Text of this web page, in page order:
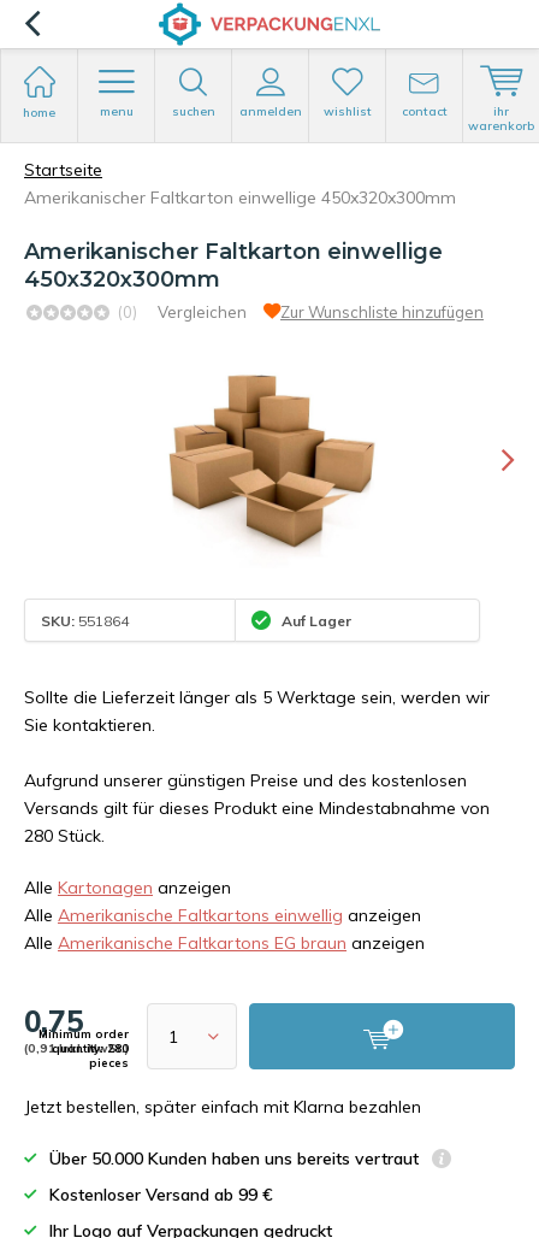
home menu suchen anmelden wishlist contact
ihr
warenkorb
Startseite
Amerikanischer Faltkarton einwellige 450x320x300mm
Amerikanischer Faltkarton einwellige
450x320x300mm
(0) Vergleichen Zur Wunschliste hinzufügen
SKU: 551864 Auf Lager
Sollte die Lieferzeit länger als 5 Werktage sein, werden wir
Sie kontaktieren.
Aufgrund unserer günstigen Preise und des kostenlosen
Versands gilt für dieses Produkt eine Mindestabnahme von
280 Stück.
Alle Kartonagen anzeigen
Alle Amerikanische Faltkartons einwellig anzeigen
Alle Amerikanische Faltkartons EG braun anzeigen
0,75
(0,91 Inkl. MwSt.)
Minimum order
quantity: 280
pieces
Jetzt bestellen, später einfach mit Klarna bezahlen
Über 50.000 Kunden haben uns bereits vertraut
Kostenloser Versand ab 99 €
Ihr Logo auf Verpackungen gedruckt